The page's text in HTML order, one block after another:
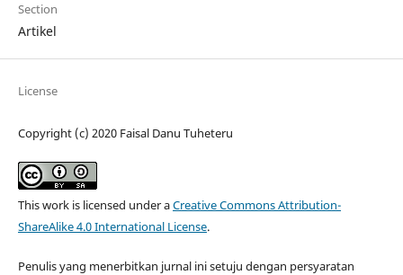
Section
Artikel
License
Copyright (c) 2020 Faisal Danu Tuheteru
This work is licensed under aCreative Commons Attribution-
ShareAlike 4.0 International License.
Penulis yang menerbitkan jurnal ini setuju dengan persyaratan